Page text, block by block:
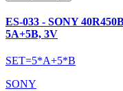
ES-033 - SONY
5A+5B, 3V
SET=5*A+5*B
SONY